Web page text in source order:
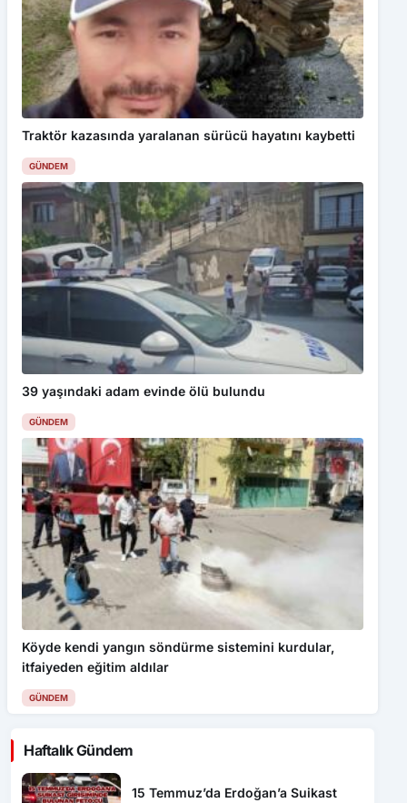
Traktör kazasında yaralanan sürücü hayatını kaybetti
GÜNDEM
39 yaşındaki adam evinde ölü bulundu
GÜNDEM
Köyde kendi yangın söndürme sistemini kurdular,
itfaiyeden eğitim aldılar
GÜNDEM
Haftalık Gündem
15 Temmuz’da Erdoğan’a Suikast